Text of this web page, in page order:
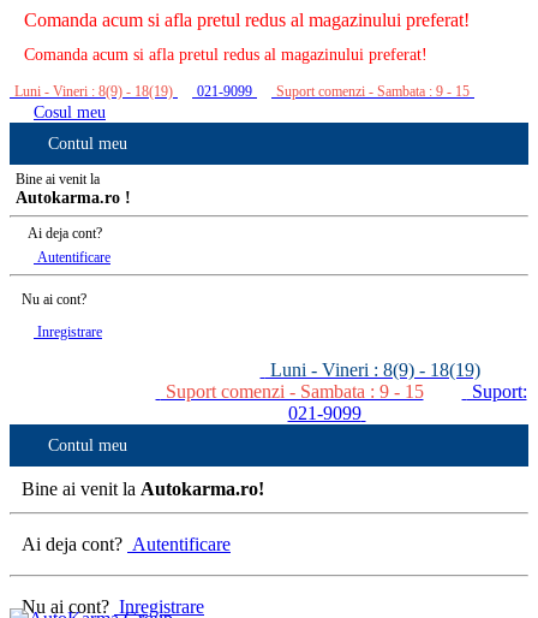
Comanda acum si afla pretul redus al magazinului preferat!
Comanda acum si afla pretul redus al magazinului preferat!
Luni - Vineri : 8(9) - 18(19) 021-9099 Suport comenzi - Sambata : 9 - 15
Cosul meu
Contul meu
Bine ai venit la
Autokarma.ro !
Ai deja cont?
Autentificare
Nu ai cont?
Inregistrare
Luni - Vineri : 8(9) - 18(19)
Suport comenzi - Sambata : 9 - 15
Suport:
021-9099
Contul meu
Bine ai venit la Autokarma.ro!
Ai deja cont? Autentificare
Nu ai cont? Inregistrare